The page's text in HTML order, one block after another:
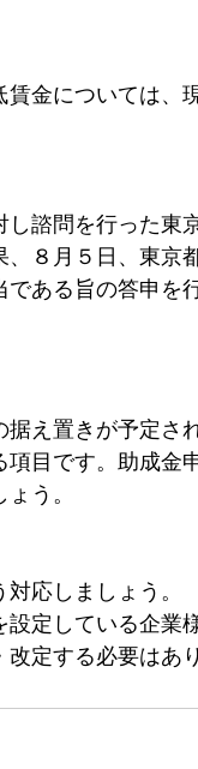
金については、
し諮問を行った東
８月５日、東京
ある旨の答申を
え置きが予定さ
目です。助成金
う。
応しましょう。
設定している企業
定する必要はあ